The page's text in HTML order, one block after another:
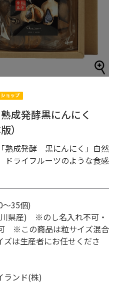
成発酵黒にんにく
）
熟成発酵 黒にんにく」自然
ドライフルーツのような食感
～35個)
県産) ※のし名入れ不可・
※この商品は粒サイズ混合
は生産者にお任せくださ
ランド(株)